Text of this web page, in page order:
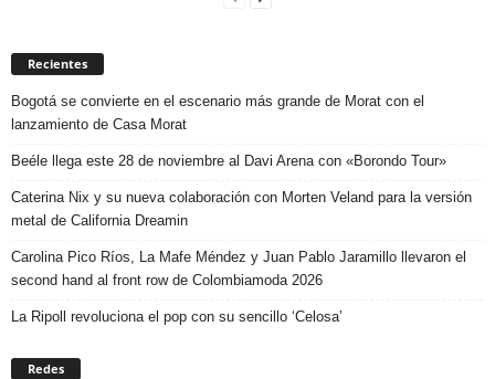
Recientes
Bogotá se convierte en el escenario más grande de Morat con el
lanzamiento de Casa Morat
Beéle llega este 28 de noviembre al Davi Arena con «Borondo Tour»
Caterina Nix y su nueva colaboración con Morten Veland para la versión
metal de California Dreamin
Carolina Pico Ríos, La Mafe Méndez y Juan Pablo Jaramillo llevaron el
second hand al front row de Colombiamoda 2026
La Ripoll revoluciona el pop con su sencillo ‘Celosa’
Redes